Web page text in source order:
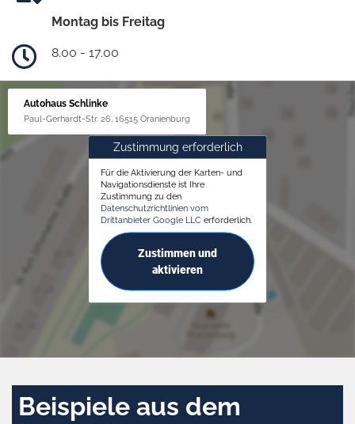
Montag bis Freitag
8.00 - 17.00
Autohaus Schlinke
Paul-Gerhardt-Str. 26, 16515 Oranienburg
Zustimmung erforderlich
Für die Aktivierung der Karten- und
Navigationsdienste ist Ihre
Zustimmung zu den
Datenschutzrichtlinien vom
Drittanbieter Google LLC erforderlich.
Zustimmen und
aktivieren
Beispiele aus dem